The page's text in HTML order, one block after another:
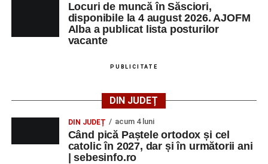
Locuri de muncă în Săsciori,
disponibile la 4 august 2026. AJOFM
Alba a publicat lista posturilor
vacante
PUBLICITATE
DIN JUDEȚ
DIN JUDEȚ acum 4 luni
Când pică Paștele ortodox și cel
catolic în 2027, dar și în următorii ani
| sebesinfo.ro